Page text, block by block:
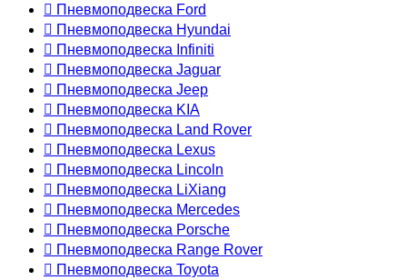
 Пневмоподвеска Ford
 Пневмоподвеска Hyundai
 Пневмоподвеска Infiniti
 Пневмоподвеска Jaguar
 Пневмоподвеска Jeep
 Пневмоподвеска KIA
 Пневмоподвеска Land Rover
 Пневмоподвеска Lexus
 Пневмоподвеска Lincoln
 Пневмоподвеска LiXiang
 Пневмоподвеска Mercedes
 Пневмоподвеска Porsche
 Пневмоподвеска Range Rover
 Пневмоподвеска Toyota